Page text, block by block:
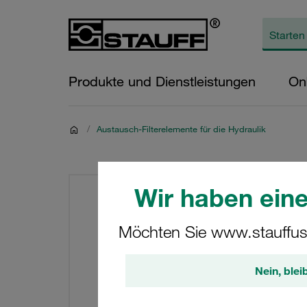
Wir haben
Möchten Sie
Nein,
Produkte und Dienstleistungen
/ Austausch-Filterelemente für die Hydraulik